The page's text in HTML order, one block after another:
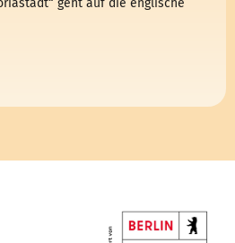
geht auf die englische